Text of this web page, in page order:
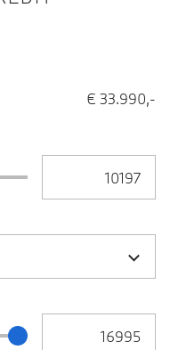
€ 33.990,-